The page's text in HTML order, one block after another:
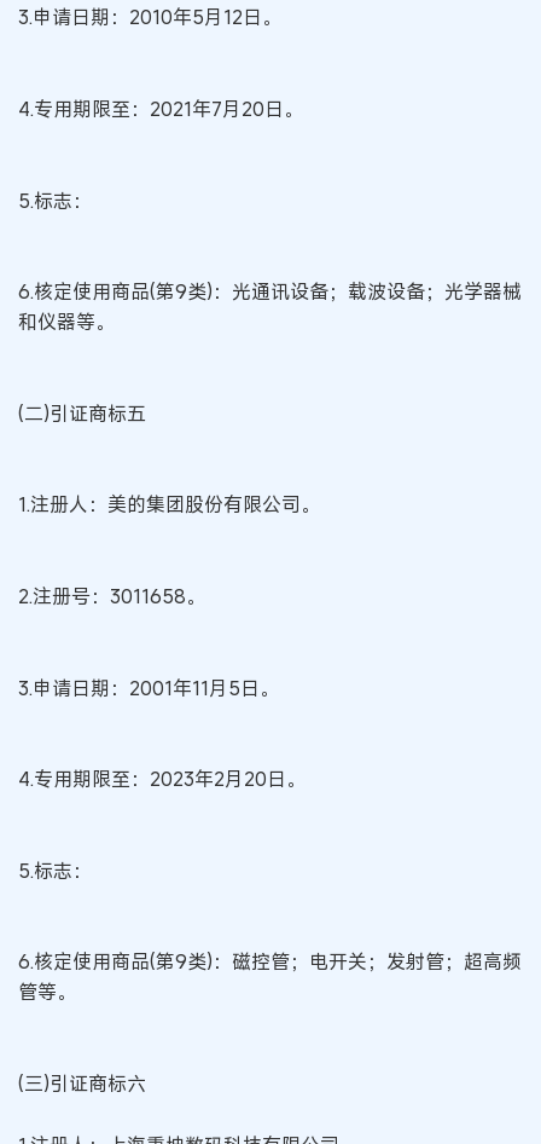
3.申请日期：2010年5月12日。
4.专用期限至：2021年7月20日。
5.标志：
6.核定使用商品(第9类)：光通讯设备；载波设备；光学器械
和仪器等。
(二)引证商标五
1.注册人：美的集团股份有限公司。
2.注册号：3011658。
3.申请日期：2001年11月5日。
4.专用期限至：2023年2月20日。
5.标志：
6.核定使用商品(第9类)：磁控管；电开关；发射管；超高频
管等。
(三)引证商标六